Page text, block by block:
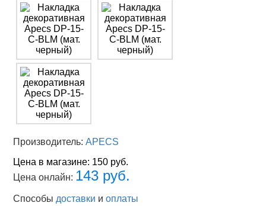
Производитель:APECS
Цена в магазине: 150 руб.
Цена онлайн: 143 руб.
Способы доставки иоплаты